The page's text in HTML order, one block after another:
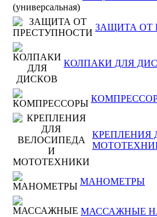
ЗАЩИТА ОТ
КОЛПАКИ ДЛЯ
КРЕПЛЕНИЯ
МАНОМЕТРЫ
МАССАЖНЫЕ